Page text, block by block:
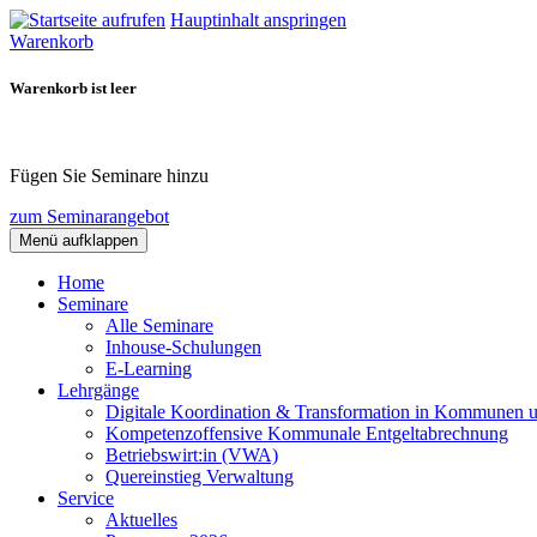
Hauptinhalt anspringen
Warenkorb
Warenkorb ist leer
Fügen Sie Seminare hinzu
zum Seminarangebot
Menü aufklappen
Home
Seminare
Alle Seminare
Inhouse-Schulungen
E-Learning
Lehrgänge
Digitale Koordination & Transformation in Kommunen
Kompetenzoffensive Kommunale Entgeltabrechnung
Betriebswirt:in (VWA)
Quereinstieg Verwaltung
Service
Aktuelles